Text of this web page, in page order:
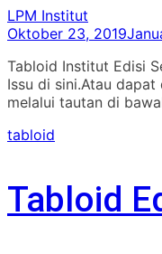
LPM Institut
Oktober 23, 2019
Tabloid Institut Edisi
Issu di sini.Atau
melalui tautan di
tabloid
Tabloid